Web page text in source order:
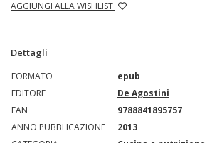
AGGIUNGI ALLA WISHLIST
Dettagli
FORMATO
epub
EDITORE
De Agostini
EAN
9788841895757
ANNO PUBBLICAZIONE
2013